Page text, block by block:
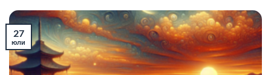
27
юли